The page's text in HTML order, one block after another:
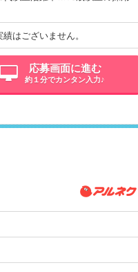
はございません。
応募画面に進む
約１分でカンタン入力♪